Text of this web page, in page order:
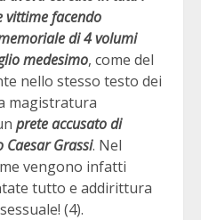
vittime facendo
di 4 volumi
medesimo, come del
nello stesso testo dei
magistratura
prete accusato di
Grassi. Nel
vengono infatti
tutto e addirittura
(4).